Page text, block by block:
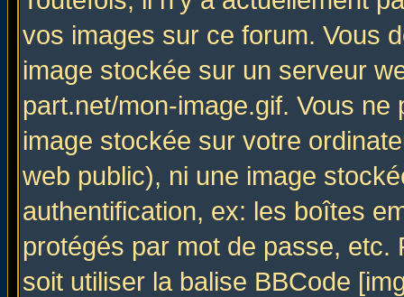
vos images sur ce forum. Vous
image stockée sur un serveur
part.net/mon-image.gif. Vous
image stockée sur votre
web public), ni une image
authentification, ex: les boîtes
protégés par mot de passe,
soit utiliser la balise BBCode